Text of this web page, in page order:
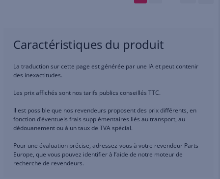
Caractéristiques du produit
La traduction sur cette page est générée par une IA et peut contenir
des inexactitudes.
Les prix affichés sont nos tarifs publics conseillés TTC.
Il est possible que nos revendeurs proposent des prix différents, en
fonction d’éventuels frais supplémentaires liés au transport, au
dédouanement ou à un taux de TVA spécial.
Pour une évaluation précise, adressez-vous à votre revendeur Parts
Europe, que vous pouvez identifier à l’aide de notre moteur de
recherche de revendeurs.